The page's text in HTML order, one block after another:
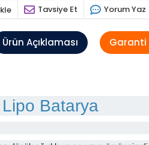
Tavsiye Et Yorum Yaz
Ürün Açıklaması Garanti
Batarya